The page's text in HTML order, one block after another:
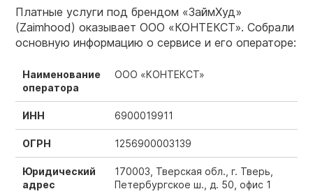
Платные услуги под брендом «ЗаймХуд»
(Zaimhood) оказывает ООО «КОНТЕКСТ». Собрали
основную информацию о сервисе и его операторе:
Наименование
оператора
ООО «КОНТЕКСТ»
ИНН 6900019911
ОГРН 1256900003139
Юридический
адрес
170003, Тверская обл., г. Тверь,
Петербургское ш., д. 50, офис 1